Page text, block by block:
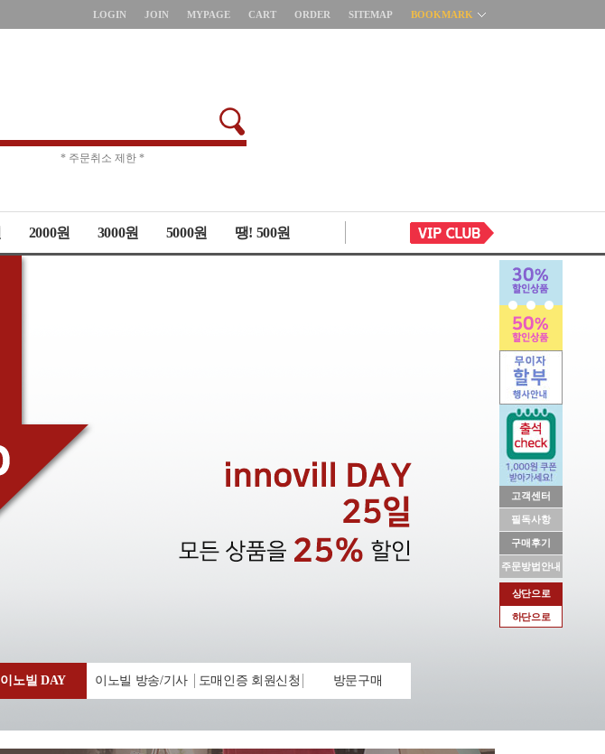
고객센터
필독사항
구매후기
주문방법안내
상단으로
하단으로
LOGIN JOIN MYPAGE CART ORDER SITEMAP BOOKMARK
* 상품up-date시간 *
2000원 3000원 5000원 땡! 500원
이노빌 DAY 이노빌 방송/기사 도매인증 회원신청 방문구매